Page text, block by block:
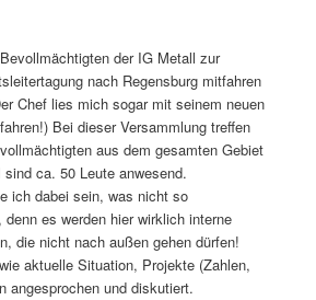
der IG Metall zur
nach Regensburg mitfahren
Chef lies mich sogar mit seinem neuen
Bei dieser Versammlung treffen
aus dem gesamten Gebiet
ca. 50 Leute anwesend.
ich dabei sein, was nicht so
es werden hier wirklich interne
die nicht nach außen gehen dürfen!
aktuelle Situation, Projekte (Zahlen,
angesprochen und diskutiert.